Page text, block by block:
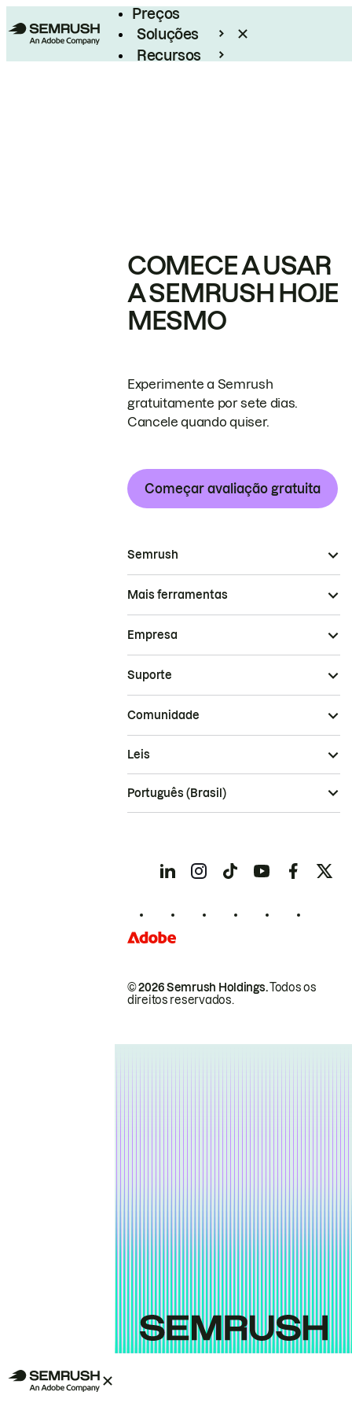
Preços
Soluções
Recursos
COMECE A USAR
A SEMRUSH HOJE
MESMO
Experimente a Semrush
gratuitamente por sete dias.
Cancele quando quiser.
Começar avaliação gratuita
Semrush
Mais ferramentas
Empresa
Suporte
Comunidade
© 2026 Semrush Holdings.Todos os
direitos reservados.
Leis
Português (Brasil)